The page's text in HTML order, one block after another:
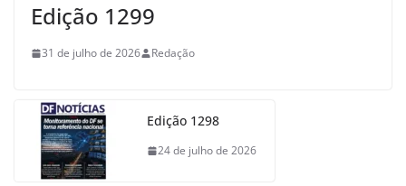
Edição 1299
31 de julho de 2026 Redação
Edição 1298
24 de julho de 2026